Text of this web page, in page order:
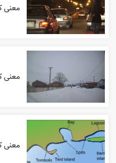
معنی
معنی
معنی